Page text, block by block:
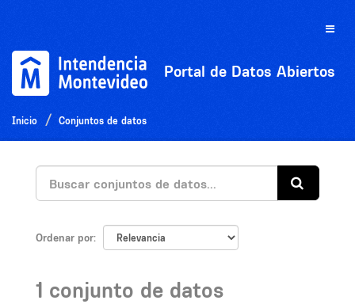
Toggle
Portal de Datos Abiertos
Inicio Conjuntos de datos
Ordenar por
1 conjunto de datos